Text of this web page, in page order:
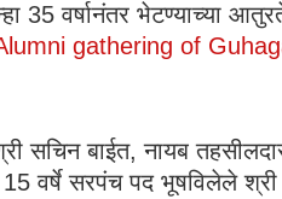
35 वर्षानंतर भेटण्याच्या
gathering of
सचिन बाईत, नायब
15 वर्षे सरपंच पद